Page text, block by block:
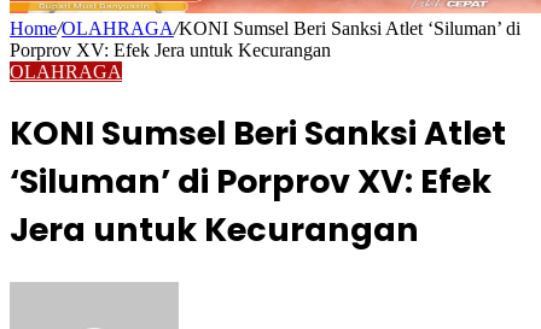
Home/OLAHRAGA/KONI Sumsel Beri Sanksi Atlet ‘Siluman’ di
Porprov XV: Efek Jera untuk Kecurangan
OLAHRAGA
KONI Sumsel Beri Sanksi Atlet
‘Siluman’ di Porprov XV: Efek
Jera untuk Kecurangan